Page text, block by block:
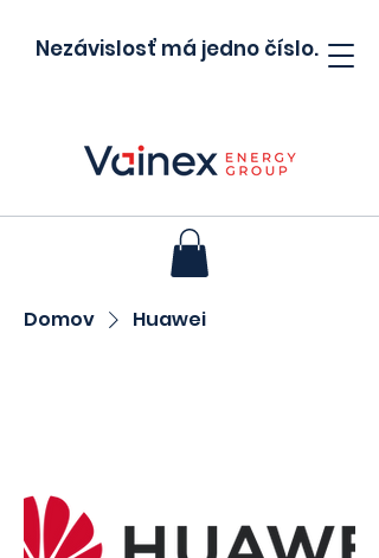
Nezávislosť má jedno číslo.
Domov Huawei